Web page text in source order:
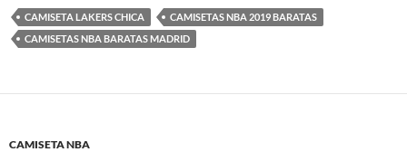
CAMISETA LAKERS CHICA
CAMISETAS NBA 2019 BARATAS
CAMISETAS NBA BARATAS MADRID
CAMISETA NBA